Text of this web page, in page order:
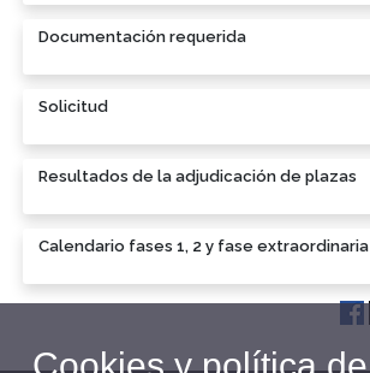
Documentación requerida
Solicitud
Resultados de la adjudicación de plazas
Calendario fases 1, 2 y fase extraordinaria
Cookies y política de